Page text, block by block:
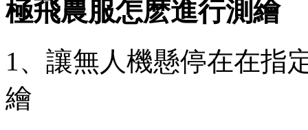
極飛農服怎麽進行測繪
1、讓無人機懸停在在指
繪